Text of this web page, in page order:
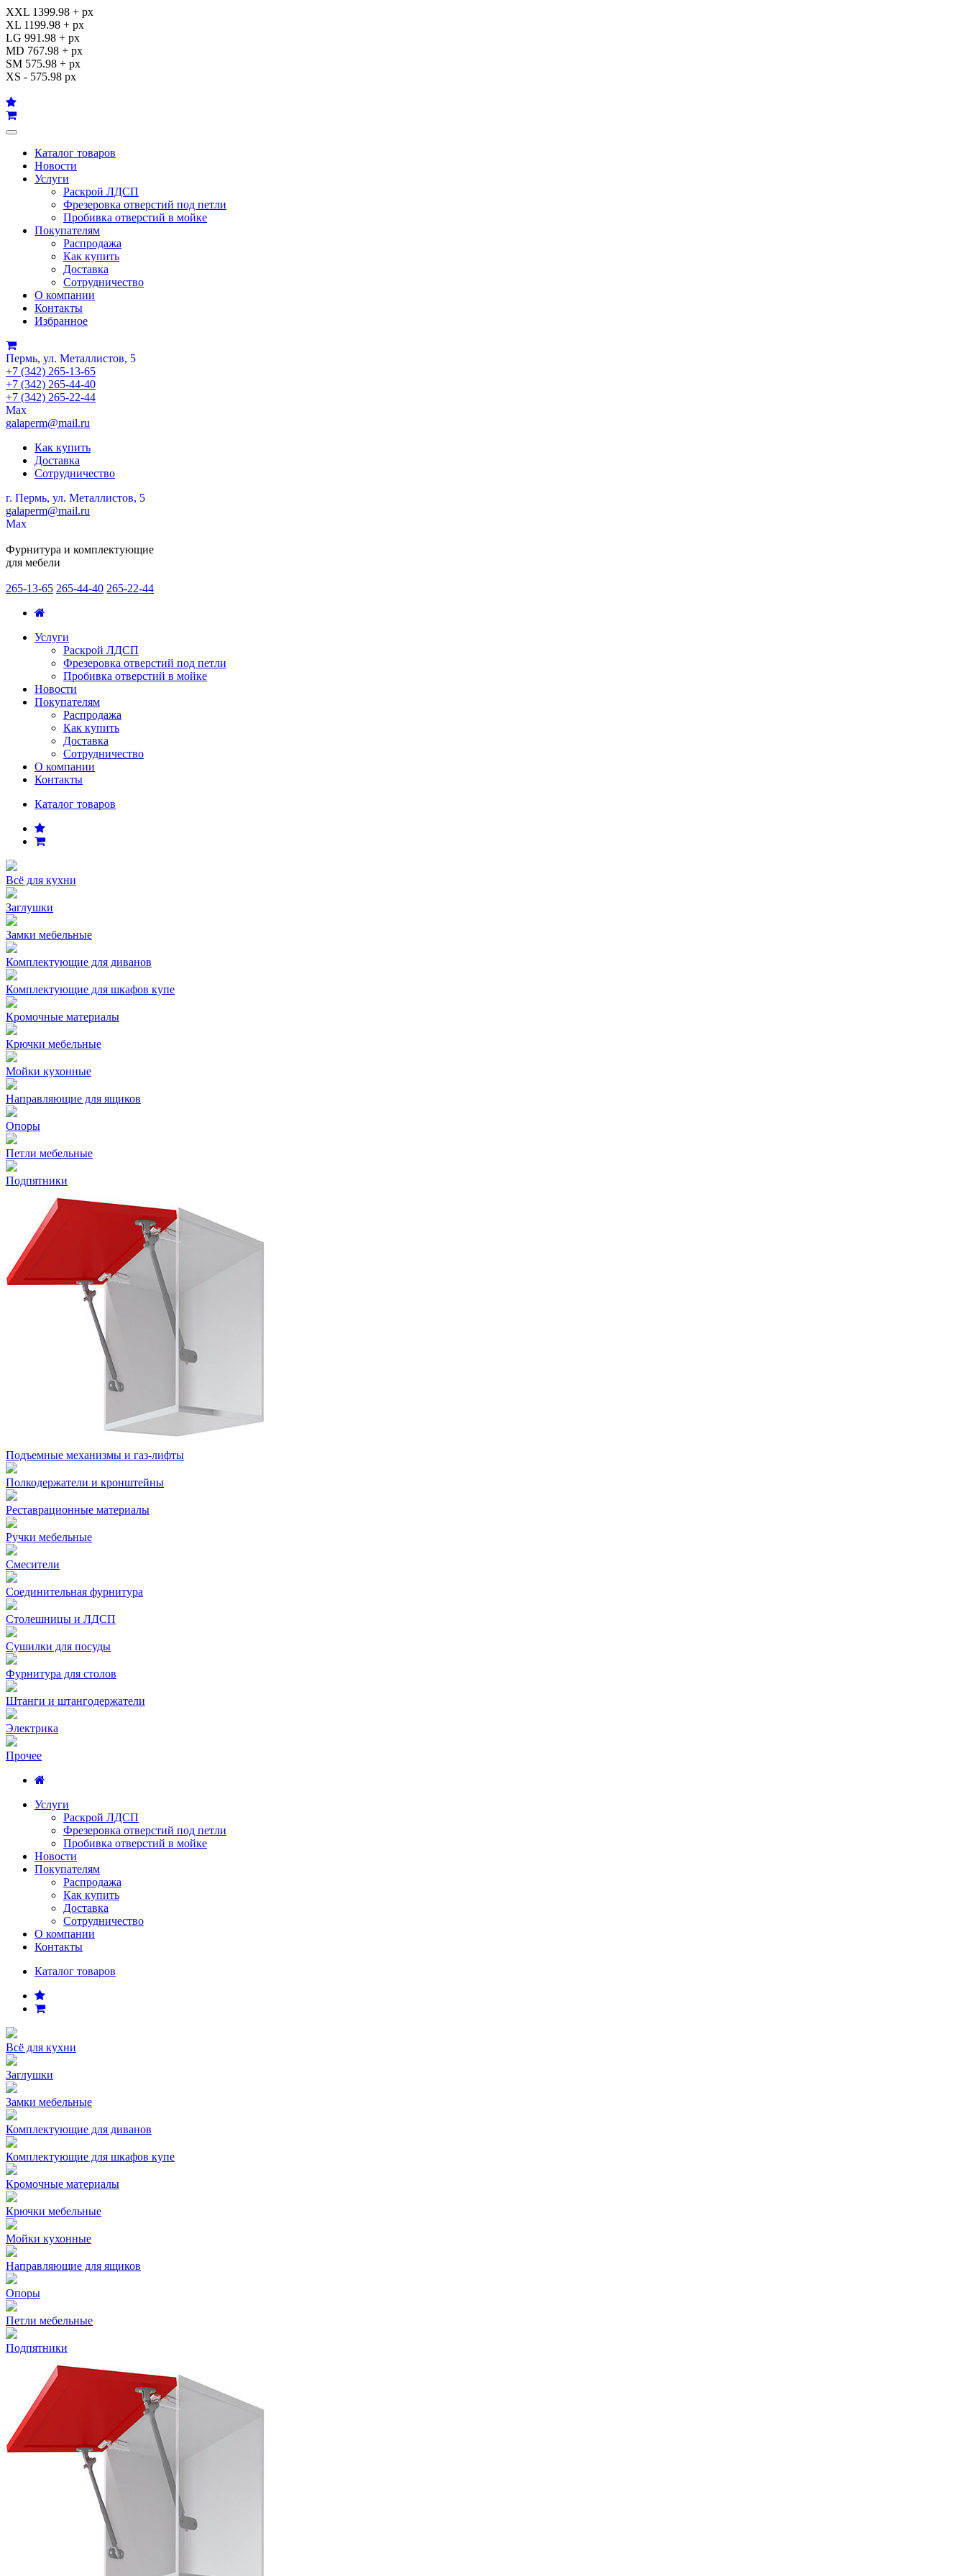
XXL 1399.98 + px
XL 1199.98 + px
LG 991.98 + px
MD 767.98 + px
SM 575.98 + px
XS - 575.98 px
Каталог товаров
Новости
Услуги
Раскрой ЛДСП
Фрезеровка отверстий под петли
Пробивка отверстий в мойке
Покупателям
Распродажа
Как купить
Доставка
Сотрудничество
О компании
Контакты
Избранное
Пермь, ул. Металлистов, 5
+7 (342) 265-13-65
+7 (342) 265-44-40
+7 (342) 265-22-44
Мах
galaperm@mail.ru
Как купить
Доставка
Сотрудничество
г. Пермь, ул. Металлистов, 5
galaperm@mail.ru
Мах
Фурнитура и комплектующие
для мебели
265-13-65 265-44-40 265-22-44
Услуги
Раскрой ЛДСП
Фрезеровка отверстий под петли
Пробивка отверстий в мойке
Новости
Покупателям
Распродажа
Как купить
Доставка
Сотрудничество
О компании
Контакты
Каталог товаров
Всё для кухни
Заглушки
Замки мебельные
Комплектующие для диванов
Комплектующие для шкафов купе
Кромочные материалы
Крючки мебельные
Мойки кухонные
Направляющие для ящиков
Опоры
Петли мебельные
Подпятники
Подъемные механизмы и газ-лифты
Полкодержатели и кронштейны
Реставрационные материалы
Ручки мебельные
Смесители
Соединительная фурнитура
Столешницы и ЛДСП
Сушилки для посуды
Фурнитура для столов
Штанги и штангодержатели
Электрика
Прочее
Услуги
Раскрой ЛДСП
Фрезеровка отверстий под петли
Пробивка отверстий в мойке
Новости
Покупателям
Распродажа
Как купить
Доставка
Сотрудничество
О компании
Контакты
Каталог товаров
Всё для кухни
Заглушки
Замки мебельные
Комплектующие для диванов
Комплектующие для шкафов купе
Кромочные материалы
Крючки мебельные
Мойки кухонные
Направляющие для ящиков
Опоры
Петли мебельные
Подпятники